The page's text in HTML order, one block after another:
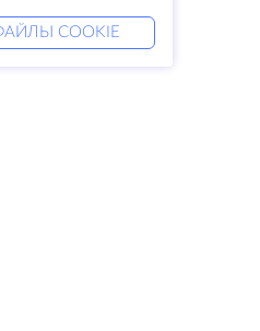
COOKIE